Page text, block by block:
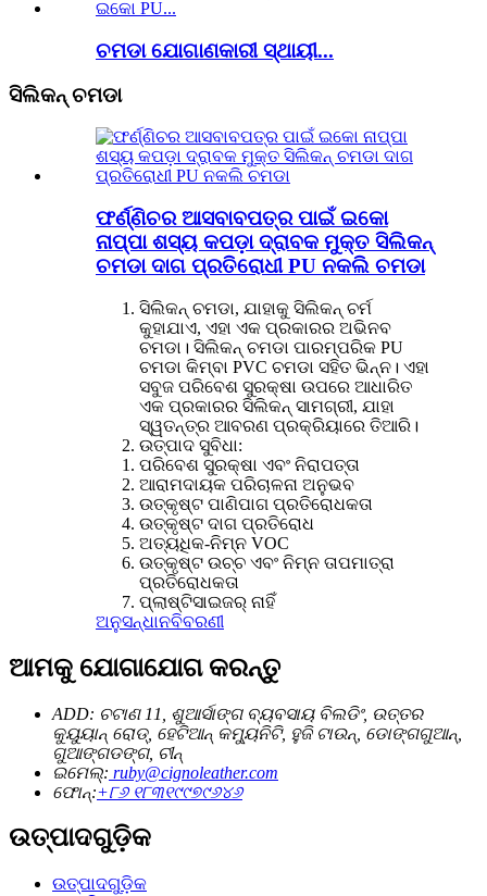
ଚମଡା ଯୋଗାଣକାରୀ ସ୍ଥାୟୀ...
ସିଲିକନ୍ ଚମଡା
ଫର୍ଣ୍ଣିଚର ଆସବାବପତ୍ର ପାଇଁ ଇକୋ
ନାପ୍ପା ଶସ୍ୟ କପଡ଼ା ଦ୍ରାବକ ମୁକ୍ତ ସିଲିକନ୍
ଚମଡା ଦାଗ ପ୍ରତିରୋଧୀ PU ନକଲି ଚମଡା
ସିଲିକନ୍ ଚମଡା, ଯାହାକୁ ସିଲିକନ୍ ଚର୍ମ
କୁହାଯାଏ, ଏହା ଏକ ପ୍ରକାରର ଅଭିନବ
ଚମଡା। ସିଲିକନ୍ ଚମଡା ପାରମ୍ପରିକ PU
ଚମଡା କିମ୍ବା PVC ଚମଡା ସହିତ ଭିନ୍ନ। ଏହା
ସବୁଜ ପରିବେଶ ସୁରକ୍ଷା ଉପରେ ଆଧାରିତ
ଏକ ପ୍ରକାରର ସିଲିକନ୍ ସାମଗ୍ରୀ, ଯାହା
ସ୍ୱତନ୍ତ୍ର ଆବରଣ ପ୍ରକ୍ରିୟାରେ ତିଆରି।
ଉତ୍ପାଦ ସୁବିଧା:
ପରିବେଶ ସୁରକ୍ଷା ଏବଂ ନିରାପତ୍ତା
ଆରାମଦାୟକ ପରିଚାଳନା ଅନୁଭବ
ଉତ୍କୃଷ୍ଟ ପାଣିପାଗ ପ୍ରତିରୋଧକତା
ଉତ୍କୃଷ୍ଟ ଦାଗ ପ୍ରତିରୋଧ
ଅତ୍ୟଧିକ-ନିମ୍ନ VOC
ଉତ୍କୃଷ୍ଟ ଉଚ୍ଚ ଏବଂ ନିମ୍ନ ତାପମାତ୍ରା
ପ୍ରତିରୋଧକତା
ପ୍ଲାଷ୍ଟିସାଇଜର୍ ନାହିଁ
ଅନୁସନ୍ଧାନବିବରଣୀ
ଆମକୁ ଯୋଗାଯୋଗ କରନ୍ତୁ
ADD: ଚଟାଣ 11, ଶୁଆର୍ସାଙ୍ଗ ବ୍ୟବସାୟ ବିଲଡିଂ, ଉତ୍ତର
କୁୟୁୟାନ୍ ରୋଡ୍, ହେଟିଆନ୍ କମ୍ୟୁନିଟି, ହୁଜି ଟାଉନ୍, ଡୋଙ୍ଗଗୁଆନ୍,
ଗୁଆଙ୍ଗଡଙ୍ଗ, ଚୀନ୍
ଇମେଲ୍: ruby@cignoleather.com
ଫୋନ୍:+୮୬ ୧୮୩୧୯୯୭୯୬୪୬
ଉତ୍ପାଦଗୁଡ଼ିକ
ଉତ୍ପାଦଗୁଡ଼ିକ